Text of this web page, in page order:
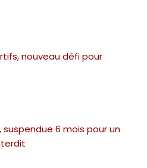
nouveau défi pour
suspendue 6 mois pour un